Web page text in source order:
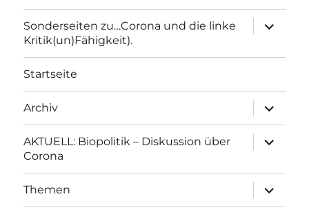
Sonderseiten zu…Corona und die linke
Kritik(un)Fähigkeit).
anzeigen
Startseite
Archiv
anzeigen
AKTUELL: Biopolitik – Diskussion über
Corona
anzeigen
Themen
anzeigen